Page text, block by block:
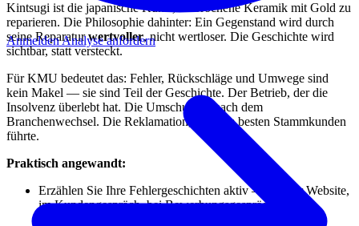
AnmeldenAnalyse anfordern
Kintsugi ist die japanische Kunst, zerbrochene Keramik mit Gold zu
reparieren. Die Philosophie dahinter: Ein Gegenstand wird durch
seine Reparaturwertvoller, nicht wertloser. Die Geschichte wird
sichtbar, statt versteckt.
Für KMU bedeutet das: Fehler, Rückschläge und Umwege sind
kein Makel — sie sind Teil der Geschichte. Der Betrieb, der die
Insolvenz überlebt hat. Die Umschulung nach dem
Branchenwechsel. Die Reklamation, die zum besten Stammkunden
führte.
Praktisch angewandt:
Erzählen Sie Ihre Fehlergeschichten aktiv — auf der Website,
im Kundengespräch, bei Bewerbungsgesprächen.